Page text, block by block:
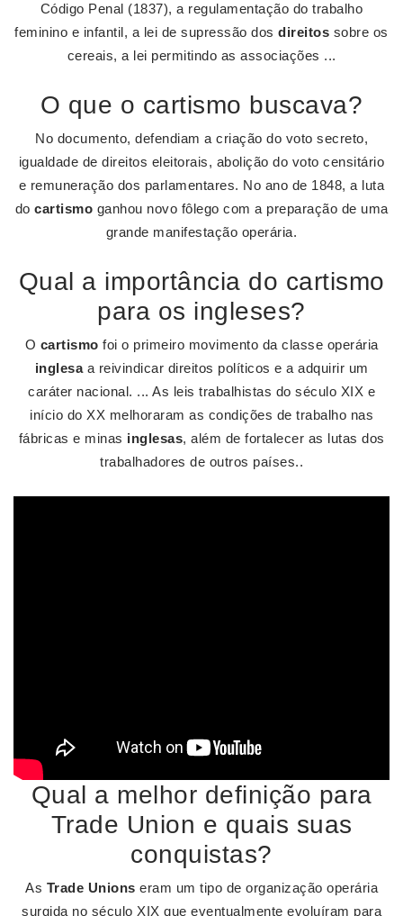
Código Penal (1837), a regulamentação do trabalho
feminino e infantil, a lei de supressão dosdireitos sobre os
cereais, a lei permitindo as associações ...
O que o cartismo buscava?
No documento, defendiam a criação do voto secreto,
igualdade de direitos eleitorais, abolição do voto censitário
e remuneração dos parlamentares. No ano de 1848, a luta
do cartismo ganhou novo fôlego com a preparação de uma
grande manifestação operária.
Qual a importância do cartismo
para os ingleses?
O cartismo foi o primeiro movimento da classe operária
inglesaa reivindicar direitos políticos e a adquirir um
caráter nacional. ... As leis trabalhistas do século XIX e
início do XX melhoraram as condições de trabalho nas
fábricas e minas inglesas, além de fortalecer as lutas dos
trabalhadores de outros países..
Qual a melhor definição para
Trade Union e quais suas
conquistas?
As Trade Unions eram um tipo de organização operária
surgida no século XIX que eventualmente evoluíram para